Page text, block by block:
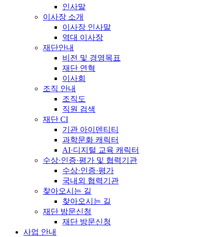
인사말
이사장 소개
이사장 인사말
역대 이사장
재단안내
비전 및 경영목표
재단 연혁
이사회
조직 안내
조직도
직원 검색
재단 CI
기관 아이덴티티
과학문화 캐릭터
AI·디지털 교육 캐릭터
수상·인증·평가 및 협력기관
수상·인증·평가
국내외 협력기관
찾아오시는 길
찾아오시는 길
재단 방문신청
재단 방문신청
사업 안내